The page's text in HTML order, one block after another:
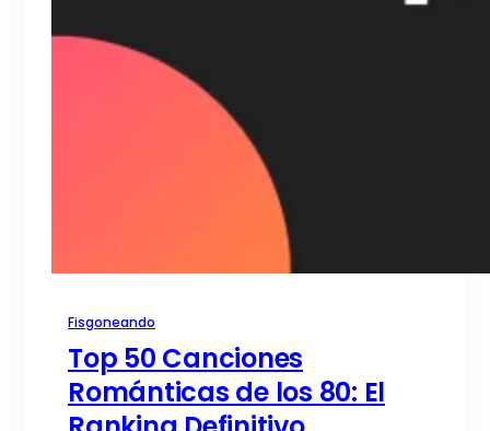
Fisgoneando
Top 50 Canciones
Románticas de los 80: El